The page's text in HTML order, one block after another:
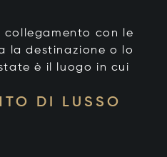
collegamento con le
la destinazione o lo
è il luogo in cui
DI LUSSO